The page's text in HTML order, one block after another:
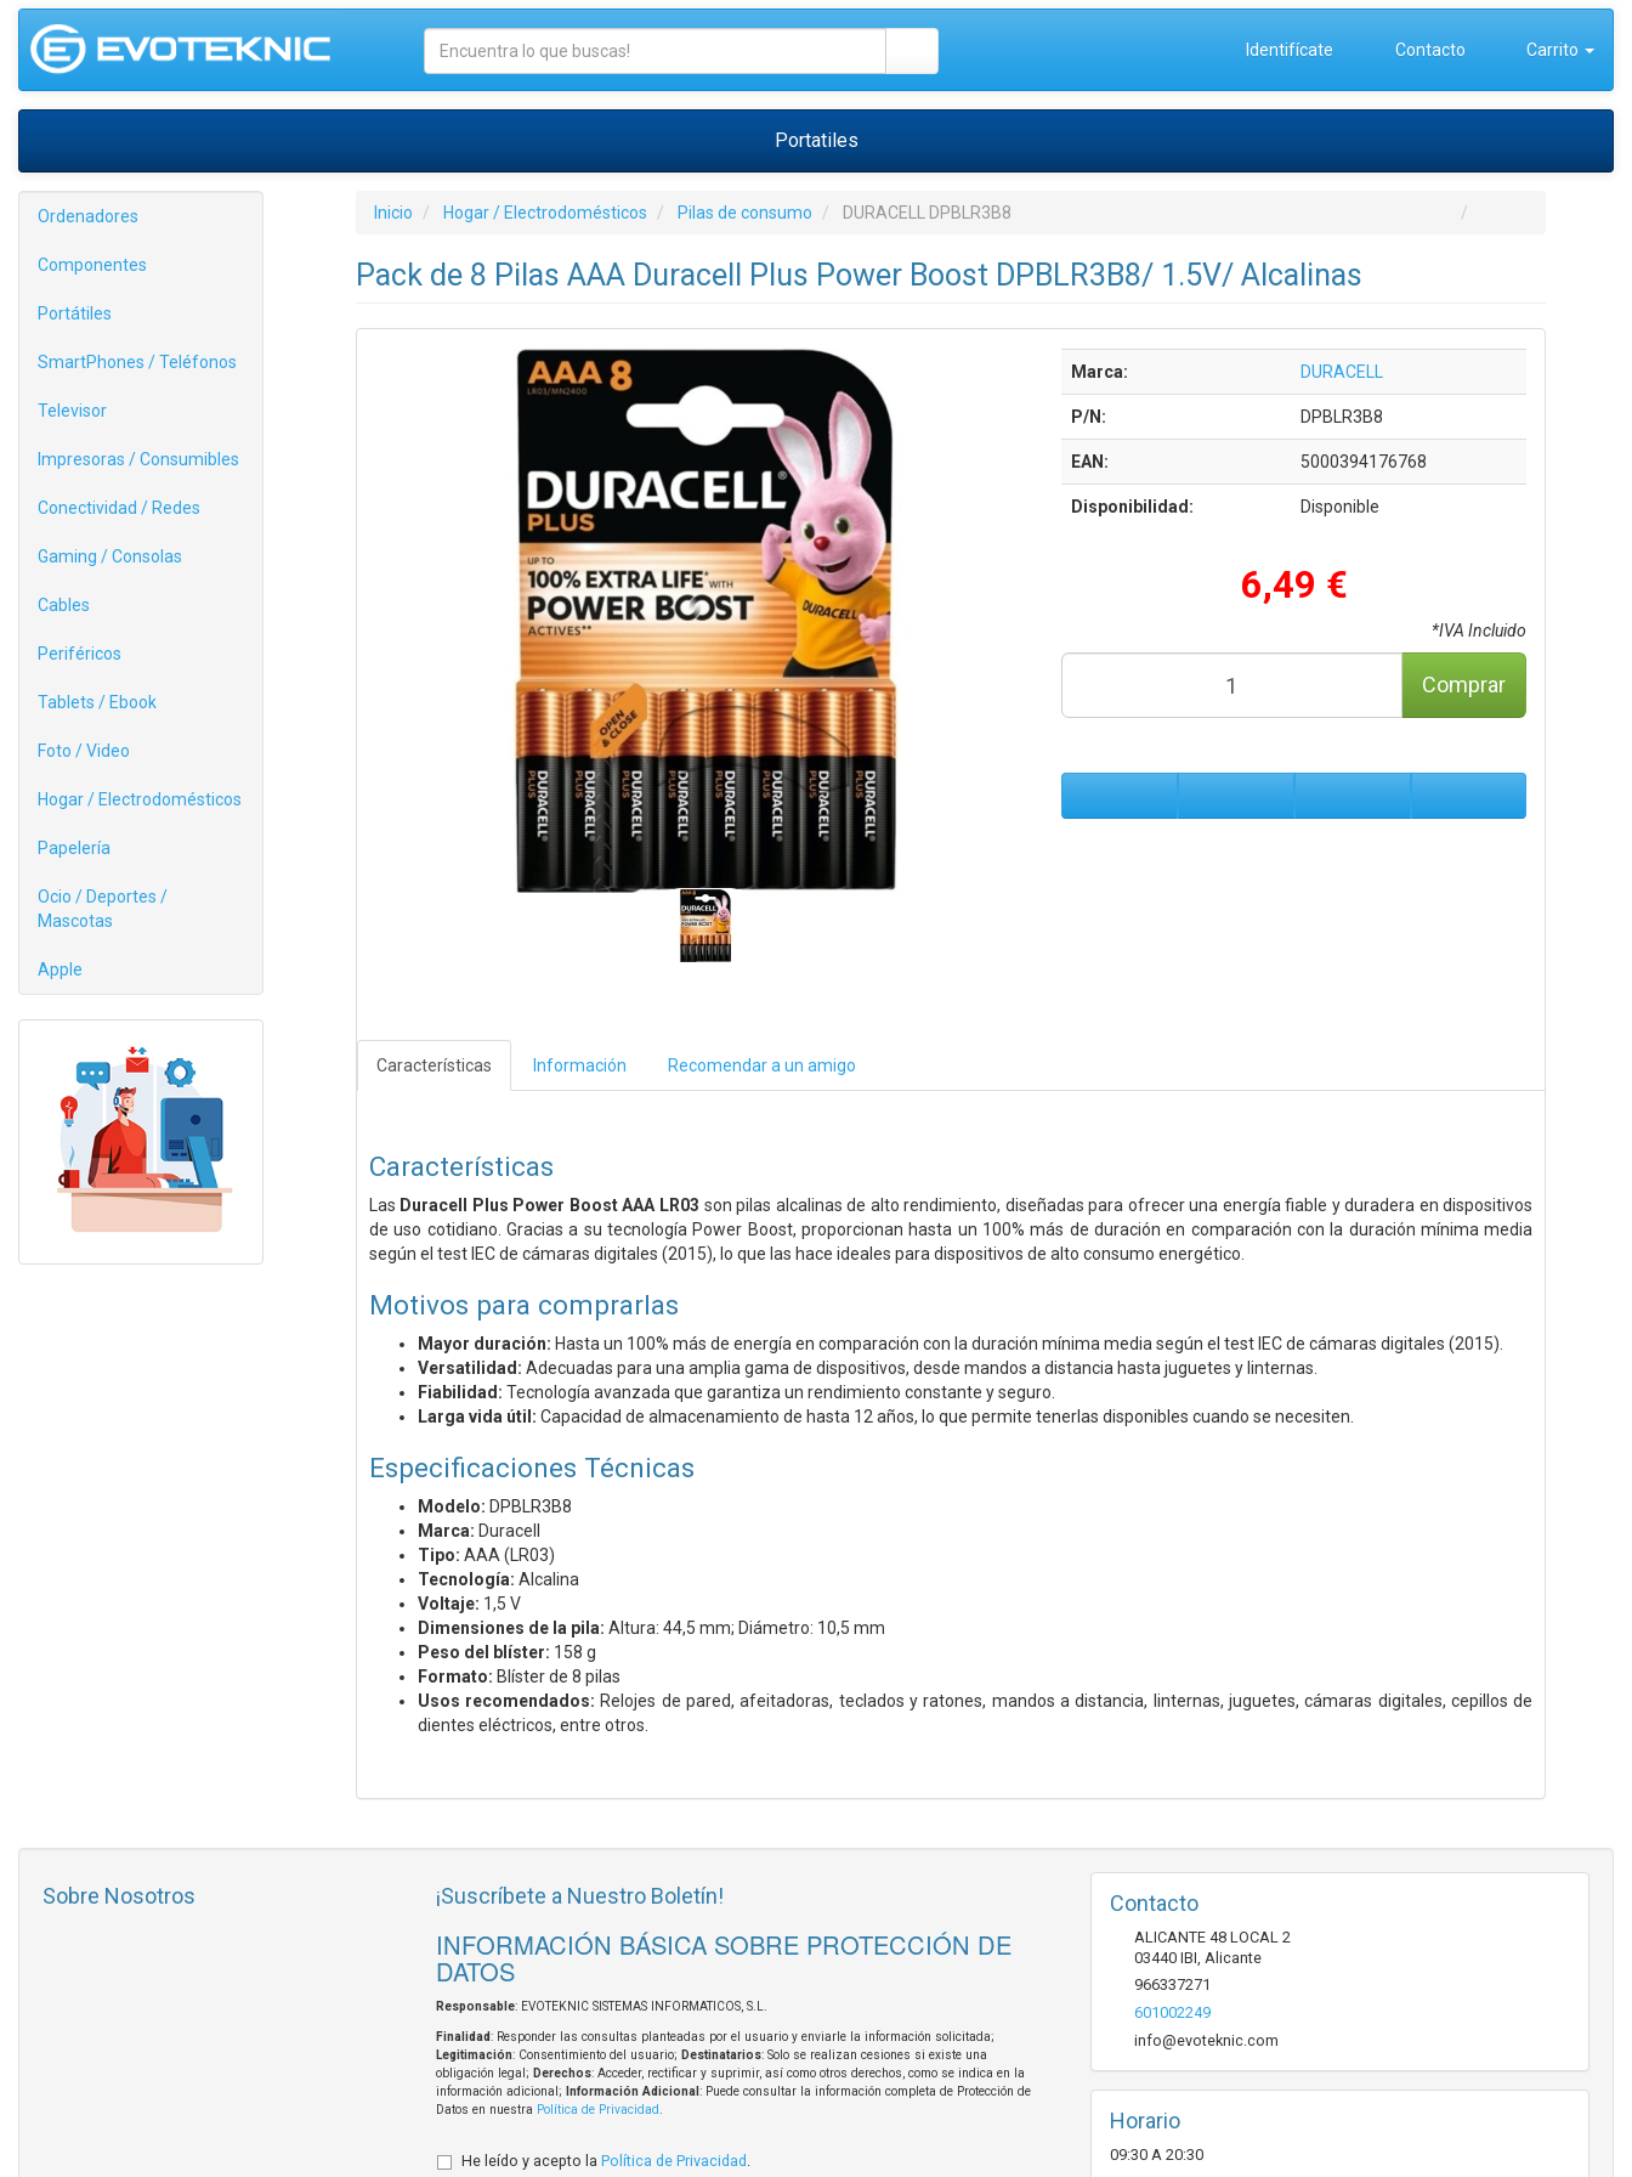
Identifícate Contacto Carrito
Portatiles
Ordenadores
Componentes
Portátiles
SmartPhones / Teléfonos
Televisor
Impresoras / Consumibles
Conectividad / Redes
Gaming / Consolas
Cables
Periféricos
Tablets / Ebook
Foto / Video
Hogar / Electrodomésticos
Papelería
Ocio / Deportes /
Mascotas
Apple
Inicio Hogar / Electrodomésticos Pilas de consumo DURACELL DPBLR3B8
Pack de 8 Pilas AAA Duracell Plus Power Boost DPBLR3B8/ 1.5V/ Alcalinas
Marca: DURACELL
P/N: DPBLR3B8
EAN: 5000394176768
Disponibilidad: Disponible
6,49 €
*IVA Incluido
Comprar
Características Información Recomendar a un amigo
Características
Las Duracell Plus Power Boost AAA LR03 son pilas alcalinas de alto rendimiento, diseñadas para ofrecer una energía fiable y duradera en dispositivos
de uso cotidiano. Gracias a su tecnología Power Boost, proporcionan hasta un 100% más de duración en comparación con la duración mínima media
según el test IEC de cámaras digitales (2015), lo que las hace ideales para dispositivos de alto consumo energético.
Motivos para comprarlas
Mayor duración: Hasta un 100% más de energía en comparación con la duración mínima media según el test IEC de cámaras digitales (2015).
Versatilidad: Adecuadas para una amplia gama de dispositivos, desde mandos a distancia hasta juguetes y linternas.
Fiabilidad: Tecnología avanzada que garantiza un rendimiento constante y seguro.
Larga vida útil: Capacidad de almacenamiento de hasta 12 años, lo que permite tenerlas disponibles cuando se necesiten.
Especificaciones Técnicas
Modelo: DPBLR3B8
Marca: Duracell
Tipo: AAA (LR03)
Tecnología: Alcalina
Voltaje: 1,5 V
Dimensiones de la pila: Altura: 44,5 mm; Diámetro: 10,5 mm
Peso del blíster: 158 g
Formato: Blíster de 8 pilas
Usos recomendados: Relojes de pared, afeitadoras, teclados y ratones, mandos a distancia, linternas, juguetes, cámaras digitales, cepillos de
dientes eléctricos, entre otros.
Sobre Nosotros ¡Suscríbete a Nuestro Boletín!
INFORMACIÓN BÁSICA SOBRE PROTECCIÓN DE
DATOS
Responsable: EVOTEKNIC SISTEMAS INFORMATICOS, S.L.
Finalidad: Responder las consultas planteadas por el usuario y enviarle la información solicitada;
Legitimación: Consentimiento del usuario; Destinatarios: Solo se realizan cesiones si existe una
obligación legal; Derechos: Acceder, rectificar y suprimir, así como otros derechos, como se indica en la
información adicional;
Información Adicional : Puede consultar la información completa de Protección de
Datos en nuestra Política de Privacidad.
He leído y acepto la Política de Privacidad .
Contacto
ALICANTE 48 LOCAL 2
03440 IBI, Alicante
966337271
601002249
info@evoteknic.com
Horario
09:30 A 20:30